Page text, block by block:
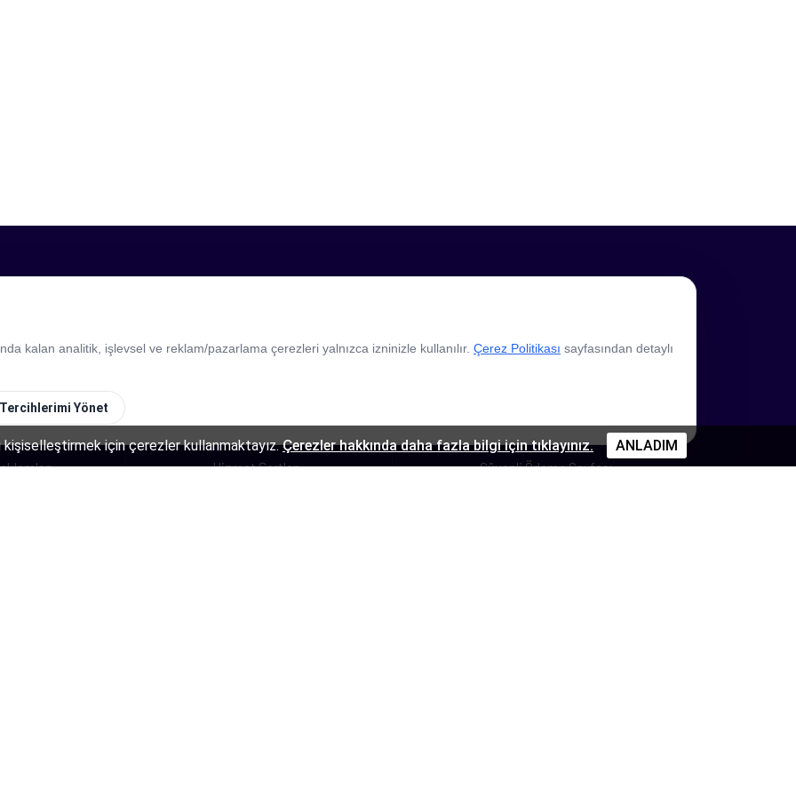
Reklamları
Reklamları
Blog
Hizmet Şartları
Ads Reklam Politikası
Gizlilik ve Hizmet Sözleşmesi
Güvenli Ödeme Sayfası
kalan analitik, işlevsel ve reklam/pazarlama çerezleri yalnızca izninizle kullanılır. Çerez Politikası sayfasından detaylı
Tercihlerimi Yönet
kişiselleştirmek için çerezler kullanmaktayız.Çerezler hakkında daha fazla bilgi için tıklayınız. ANLADIM